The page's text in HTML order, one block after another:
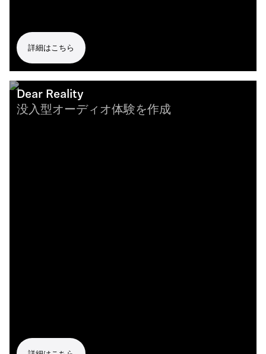
詳細はこちら
Dear Reality
没入型オーディオ体験を作成